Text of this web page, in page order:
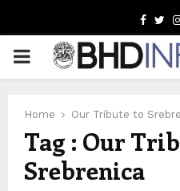
PRIMARY
Home Our Tribute to
Tag : Our
Srebrenica